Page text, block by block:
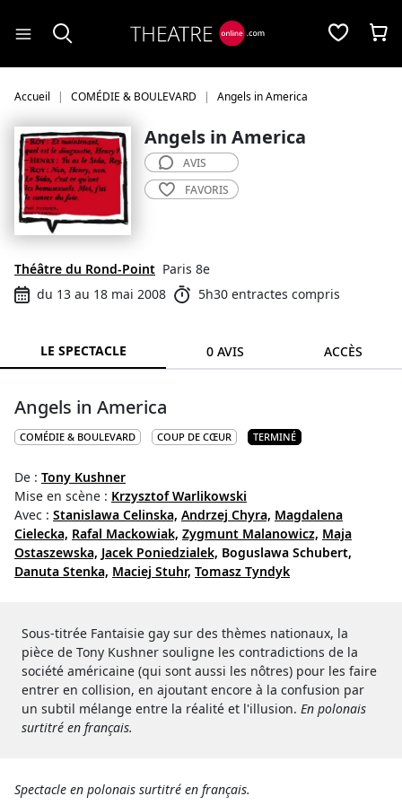
Accueil COMÉDIE & BOULEVARD Angels in America
Angels in America
Théâtre du Rond-Point Paris 8e
du 13 au 18 mai 2008
5h30 entractes compris
AVIS
FAVORIS
LE SPECTACLE 0 AVIS ACCÈS
Angels in America
COMÉDIE & BOULEVARD COUP DE CŒUR TERMINÉ
De : Tony Kushner
Mise en scène : Krzysztof Warlikowski
Avec : Stanislawa Celinska, Andrzej Chyra, Magdalena
Cielecka, Rafal Mackowiak, Zygmunt Malanowicz, Maja
Ostaszewska, Jacek Poniedzialek, Boguslawa Schubert,
Danuta Stenka, Maciej Stuhr, Tomasz Tyndyk
Sous-titrée Fantaisie gay sur des thèmes nationaux, la
pièce de Tony Kushner souligne les contradictions de la
société américaine (qui sont aussi les nôtres) pour les faire
entrer en collision, en ajoutant encore à la confusion par
un subtil mélange entre la réalité et l'illusion. En polonais
surtitré en français.
Spectacle en polonais surtitré en français.